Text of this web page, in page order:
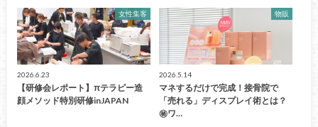
女性集客
2026.6.23
【研修会レポート】πテラピー造
顔メソッド特別研修inJAPAN
物販
2026.5.14
マネするだけで完成！接骨院で
「売れる」ディスプレイ術とは？
㊙ワ…